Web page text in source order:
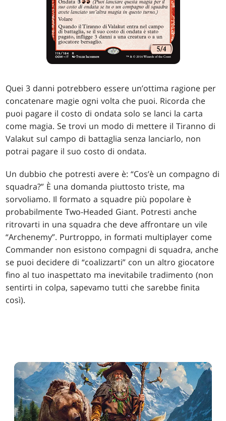
Quei 3 danni potrebbero essere un’ottima ragione per
concatenare magie ogni volta che puoi. Ricorda che
puoi pagare il costo di ondata solo se lanci la carta
come magia. Se trovi un modo di mettere il Tiranno di
Valakut sul campo di battaglia senza lanciarlo, non
potrai pagare il suo costo di ondata.
Un dubbio che potresti avere è: “Cos’è un compagno di
squadra?” È una domanda piuttosto triste, ma
sorvoliamo. Il formato a squadre più popolare è
probabilmente Two-Headed Giant. Potresti anche
ritrovarti in una squadra che deve affrontare un vile
“Archenemy”. Purtroppo, in formati multiplayer come
Commander non esistono compagni di squadra, anche
se puoi decidere di “coalizzarti” con un altro giocatore
fino al tuo inaspettato ma inevitabile tradimento (non
sentirti in colpa, sapevamo tutti che sarebbe finita
così).